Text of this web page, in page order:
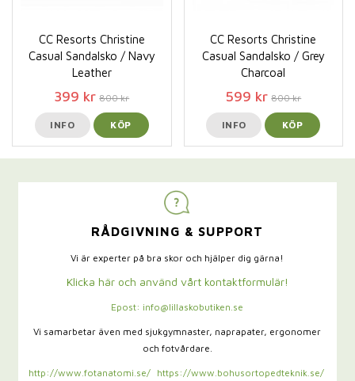
CC Resorts Christine
Casual Sandalsko / Navy
Leather
399 kr 800 kr
INFO KÖP
CC Resorts Christine
Casual Sandalsko / Grey
Charcoal
599 kr 800 kr
INFO KÖP
RÅDGIVNING & SUPPORT
Vi är experter på bra skor och hjälper dig gärna!
Klicka här och använd vårt kontaktformulär!
Epost: info@lillaskobutiken.se
Vi samarbetar även med sjukgymnaster, naprapater, ergonomer
och fotvårdare.
http://www.fotanatomi.se/
https://www.bohusortopedteknik.se/